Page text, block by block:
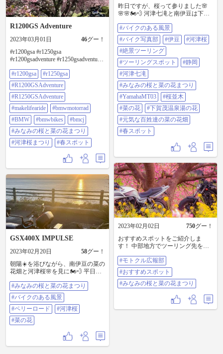
R1200GS Adventure
2023年03月01日 46グー！
#r1200gsa #r1250gsa
#r1200gsadventure #r1250gsadventure
#bmw #bmwbikes #bmcj #みなみの桜
と菜の花まつり #河津桜まつり #春
スポット
#r1200gsa
#r1250gsa
#R1200GSAdventure
#R1250GSAdventure
#makelifearide
#bmwmotorrad
#BMW
#bmwbikes
#bmcj
#みなみの桜と菜の花まつり
#河津桜まつり
#春スポット
昨日ですが、桜って参りました🌸
🌸🌸🏍💨 河津七滝と南伊豆は下賀
まつり🌸🌸🏍 今日のほうが天気良
いっスねー😁 わしゃ仕事😭 #バイ
クのある風景 #バイク写真部 #伊豆
#河津桜 #絶景ツーリング #ツーリ
ングスポット #静岡 #河津七滝 #み
なみの桜と菜の花まつり
#yamahamt03 #桜並木 #菜の花 #下賀
茂温泉湯の花 #元気な百姓達の菜の
花畑#春スポット
#バイクのある風景
#バイク写真部
#伊豆
#河津桜
#絶景ツーリング
#ツーリングスポット
#静岡
#河津七滝
#みなみの桜と菜の花まつり
#YamahaMT03
#桜並木
#菜の花
#下賀茂温泉湯の花
#元気な百姓達の菜の花畑
#春スポット
GSX400X IMPULSE
2023年02月20日 58グー！
朝陽☀️を浴びながら、南伊豆の菜の
花畑と河津桜🌸を見に🏍💨 平日で
んでました😮‍💨 けど、天気も良く、
美味しい物食べて満足満足😋 疲れ
ましたが、また行くんだろうなぁ
🙄 #みなみの桜と菜の花まつり #バ
イクのある風景 #ペリーロード #河
津桜 #菜の花
#みなみの桜と菜の花まつり
#バイクのある風景
#ペリーロード
#河津桜
#菜の花
2023年02月02日 750グー！
おすすめスポットをご紹介しま
す！ 中部地方でツーリング先をお
と菜の花まつり」はいかがでしょ
うか〜？💁‍♀️ 第25回みなみの桜と菜
の花まつりは2月1日～3月10日まで
の間静岡県賀茂郡南伊豆町下賀茂
きの桜、河津桜と菜の花が一緒に
楽しめます🥰❕ 桜並木や菜の花畑だ
#モトクル広報部
#おすすめスポット
#みなみの桜と菜の花まつり